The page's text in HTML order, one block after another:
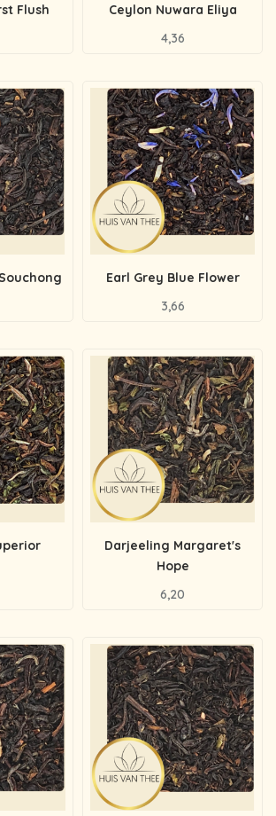
Flush
Ceylon Nuwara Eliya
4,36
Earl Grey Blue Flower
3,66
Darjeeling Margaret's
Hope
6,20